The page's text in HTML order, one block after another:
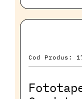
Cod Produs: